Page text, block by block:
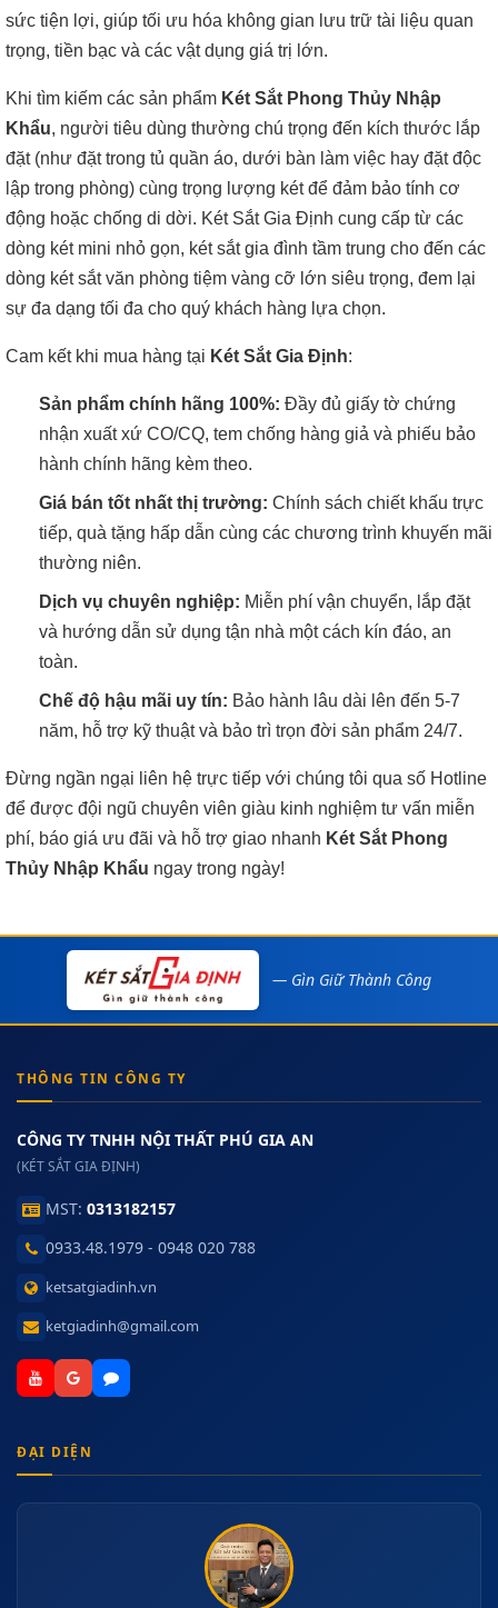
sức tiện lợi, giúp tối ưu hóa không gian lưu trữ tài liệu quan
trọng, tiền bạc và các vật dụng giá trị lớn.
Khi tìm kiếm các sản phẩm Két Sắt Phong Thủy Nhập
Khẩu, người tiêu dùng thường chú trọng đến kích thước lắp
đặt (như đặt trong tủ quần áo, dưới bàn làm việc hay đặt độc
lập trong phòng) cùng trọng lượng két để đảm bảo tính cơ
động hoặc chống di dời. Két Sắt Gia Định cung cấp từ các
dòng két mini nhỏ gọn, két sắt gia đình tầm trung cho đến các
dòng két sắt văn phòng tiệm vàng cỡ lớn siêu trọng, đem lại
sự đa dạng tối đa cho quý khách hàng lựa chọn.
Cam kết khi mua hàng tại Két Sắt Gia Định:
Sản phẩm chính hãng 100%: Đầy đủ giấy tờ chứng
nhận xuất xứ CO/CQ, tem chống hàng giả và phiếu bảo
hành chính hãng kèm theo.
Giá bán tốt nhất thị trường: Chính sách chiết khấu trực
tiếp, quà tặng hấp dẫn cùng các chương trình khuyến mãi
thường niên.
Dịch vụ chuyên nghiệp: Miễn phí vận chuyển, lắp đặt
và hướng dẫn sử dụng tận nhà một cách kín đáo, an
toàn.
Chế độ hậu mãi uy tín: Bảo hành lâu dài lên đến 5-7
năm, hỗ trợ kỹ thuật và bảo trì trọn đời sản phẩm 24/7.
Đừng ngần ngại liên hệ trực tiếp với chúng tôi qua số Hotline
để được đội ngũ chuyên viên giàu kinh nghiệm tư vấn miễn
phí, báo giá ưu đãi và hỗ trợ giao nhanh Két Sắt Phong
Thủy Nhập Khẩu ngay trong ngày!
— Gìn Giữ Thành Công
THÔNG TIN CÔNG TY
CÔNG TY TNHH NỘI THẤT PHÚ GIA AN
(KÉT SẮT GIA ĐỊNH)
MST: 0313182157
0933.48.1979 - 0948 020 788
ketsatgiadinh.vn
ketgiadinh@gmail.com
ĐẠI DIỆN